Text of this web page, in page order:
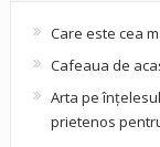
Care este cea
Cafeaua de
Arta pe
prietenos